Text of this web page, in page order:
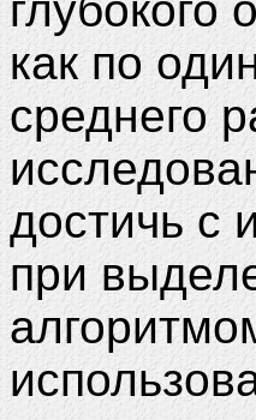
как по
среднего
достичь с
при